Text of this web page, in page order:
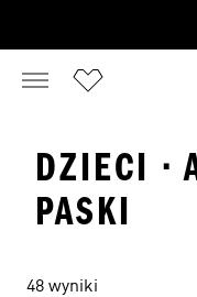
DZIECI ·
PASKI
48 wyniki